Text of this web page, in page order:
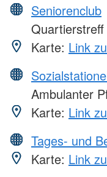
Seniorenclub
Karte: Link
Ambulanter
Karte: Link
Tages- und
Karte: Link